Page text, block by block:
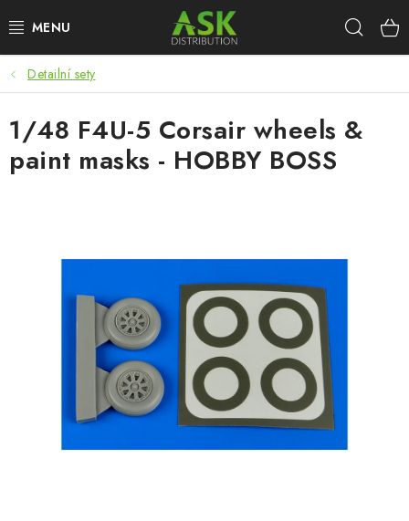
na
WARHAMMER
ASK PRODUKTY
NOVINKY
BARVY A POMŮCKY
SKY RIDERS COFFEE
Detailní sety
1/48 F4U-5 Corsair wheels &
paint masks - HOBBY BOSS